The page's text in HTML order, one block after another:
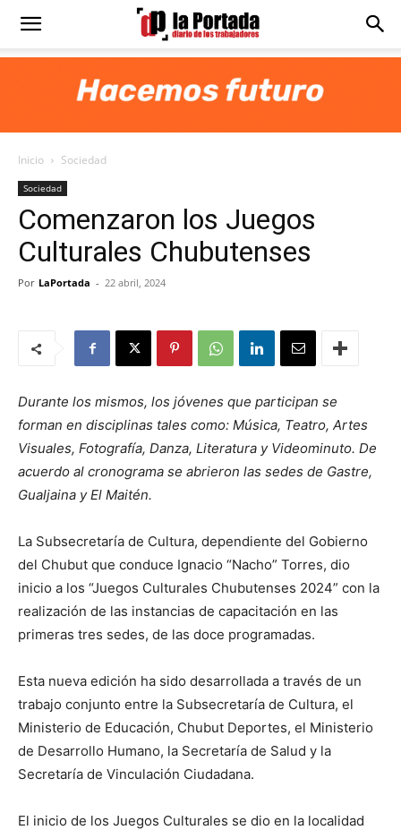
Diario
Portada
Inicio Sociedad
Sociedad
Comenzaron los Juegos
Culturales Chubutenses
Por LaPortada - 22 abril, 2024
Durante los mismos, los jóvenes que participan se
forman en disciplinas tales como: Música, Teatro, Artes
Visuales, Fotografía, Danza, Literatura y Videominuto. De
acuerdo al cronograma se abrieron las sedes de Gastre,
Gualjaina y El Maitén.
La Subsecretaría de Cultura, dependiente del Gobierno
del Chubut que conduce Ignacio “Nacho” Torres, dio
inicio a los “Juegos Culturales Chubutenses 2024” con la
realización de las instancias de capacitación en las
primeras tres sedes, de las doce programadas.
Esta nueva edición ha sido desarrollada a través de un
trabajo conjunto entre la Subsecretaría de Cultura, el
Ministerio de Educación, Chubut Deportes, el Ministerio
de Desarrollo Humano, la Secretaría de Salud y la
Secretaría de Vinculación Ciudadana.
El inicio de los Juegos Culturales se dio en la localidad